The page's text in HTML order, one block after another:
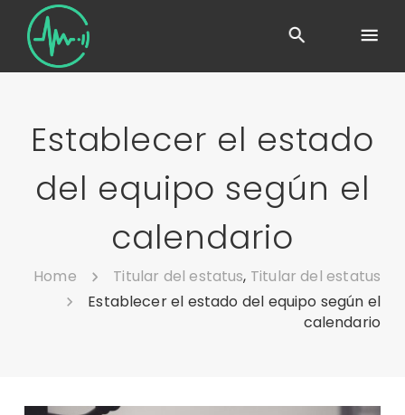
Establecer el estado
del equipo según el
calendario
Home Titular del estatus, Titular del estatus
Establecer el estado del equipo según el
calendario